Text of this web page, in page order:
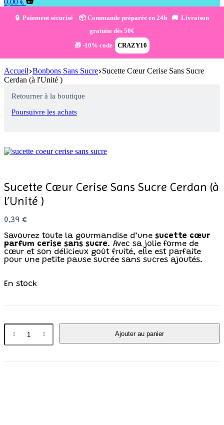
0,00 €
🔒 Paiement sécurisé 📦 Commande préparée en 24h 🚚 Livraison
gratuite dès 50€
🎁 -10% code
CRAZY10
Accueil Bonbons Sans Sucre Sucette Cœur Cerise Sans Sucre
Cerdan (à l'Unité )
Poursuivre les achats
Retourner à la boutique
Sucette Cœur Cerise Sans Sucre Cerdan (à
l’Unité )
0,39 €
Savourez toute la gourmandise d’une sucette cœur
parfum cerise sans sucre. Avec sa jolie forme de
cœur et son délicieux goût fruité, elle est parfaite
pour une petite pause sucrée sans sucres ajoutés.
En stock
Ajouter au panier